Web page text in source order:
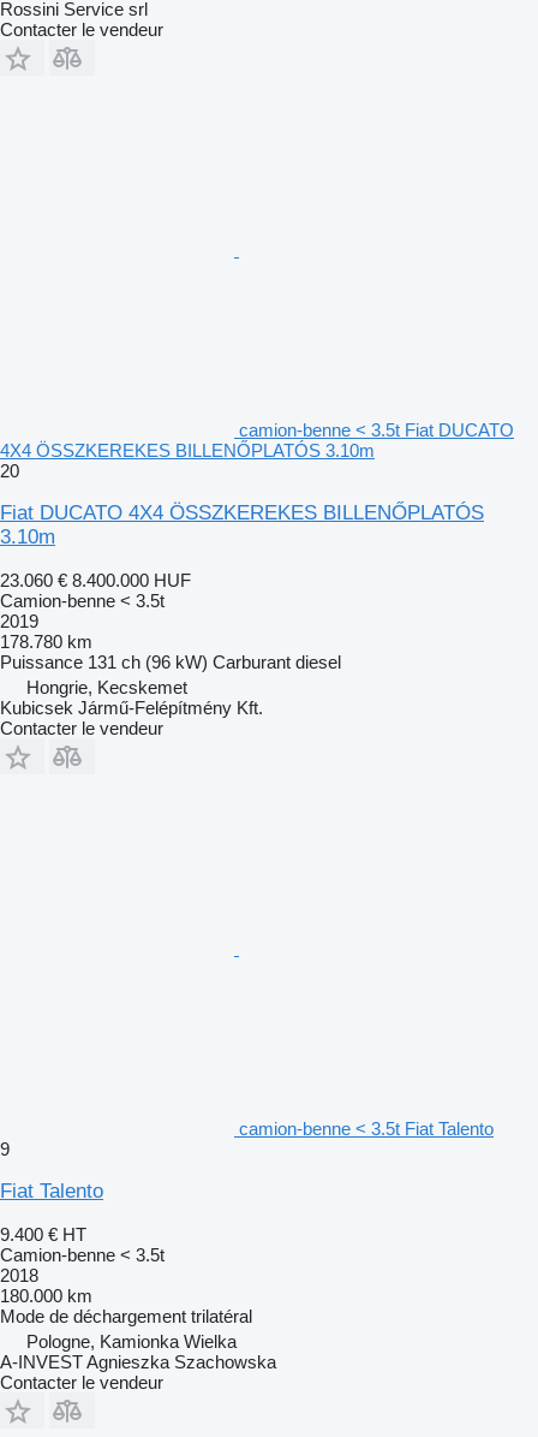
Rossini Service srl
Contacter le vendeur
camion-benne < 3.5t Fiat DUCATO
4X4 ÖSSZKEREKES BILLENŐPLATÓS 3.10m
20
Fiat DUCATO 4X4 ÖSSZKEREKES BILLENŐPLATÓS
3.10m
23.060 € 8.400.000 HUF
Camion-benne < 3.5t
2019
178.780 km
Puissance 131 ch (96 kW) Carburant diesel
Hongrie, Kecskemet
Kubicsek Jármű-Felépítmény Kft.
Contacter le vendeur
camion-benne < 3.5t Fiat Talento
9
Fiat Talento
9.400 € HT
Camion-benne < 3.5t
2018
180.000 km
Mode de déchargement trilatéral
Pologne, Kamionka Wielka
A-INVEST Agnieszka Szachowska
Contacter le vendeur